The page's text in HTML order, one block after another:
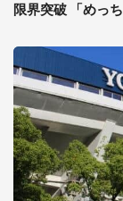
限界突破 「めっ